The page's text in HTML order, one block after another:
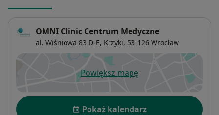
OMNI Clinic Centrum Medyczne
al. Wiśniowa 83 D-E, Krzyki, 53-126 Wrocław
Powiększ mapęotwiera się w nowej karcie
Dostępność
Pokaż kalendarz